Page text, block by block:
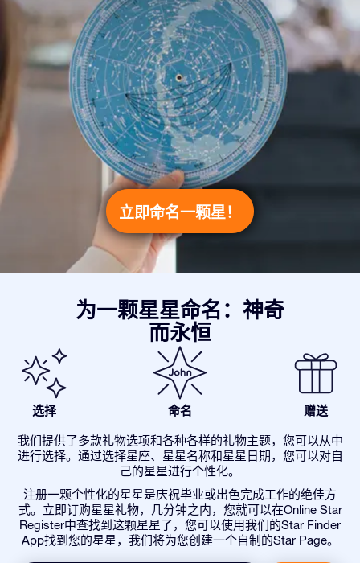
立即命名一颗星！
为一颗星星命名：神奇
而永恒
选择 命名 赠送
我们提供了多款礼物选项和各种各样的礼物主题，您可以从中
进行选择。通过选择星座、星星名称和星星日期，您可以对自
己的星星进行个性化。
注册一颗个性化的星星是庆祝毕业或出色完成工作的绝佳方
式。立即订购星星礼物，几分钟之内，您就可以在Online Star
Register中查找到这颗星星了，您可以使用我们的Star Finder
App找到您的星星，我们将为您创建一个自制的Star Page。